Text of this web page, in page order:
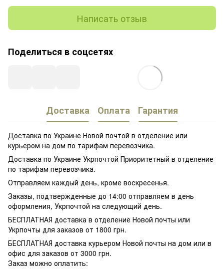
Написать отзыв
Поделиться в соцсетях
Доставка Оплата Гарантия
Доставка по Украине Новой почтой в отделение или
курьером на дом по тарифам перевозчика.
Доставка по Украине Укрпочтой Приоритетный в отделение
по тарифам перевозчика.
Отправляем каждый день, кроме воскресенья.
Заказы, подтвержденные до 14:00 отправляем в день
оформления, Укрпочтой на следующий день.
БЕСПЛАТНАЯ доставка в отделение Новой почты или
Укрпочты для заказов от 1800 грн.
БЕСПЛАТНАЯ доставка курьером Новой почты на дом или в
офис для заказов от 3000 грн.
Заказ можно оплатить: